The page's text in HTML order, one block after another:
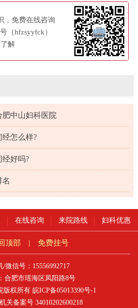
，免费在线咨询
（hfzsyyfck）
解
中山妇科医院
怎么样?
好吗?
名
在线咨询 来院路线 妇科优惠
顶部 | 免费挂号
/微信号：15556992717
合肥市瑶海区凤阳路8号
版权所有 皖ICP备05013390号-1
关备案号 34010202600218